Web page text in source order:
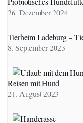
26. Dezember 2024
Tierheim Ladeburg –
8. September 2023
Reisen mit Hund
21. August 2023